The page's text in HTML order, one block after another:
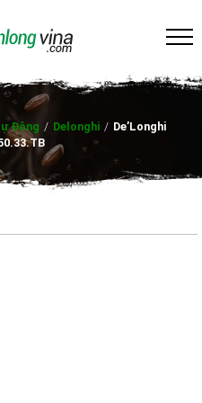
Động / Delonghi / De’Longhi